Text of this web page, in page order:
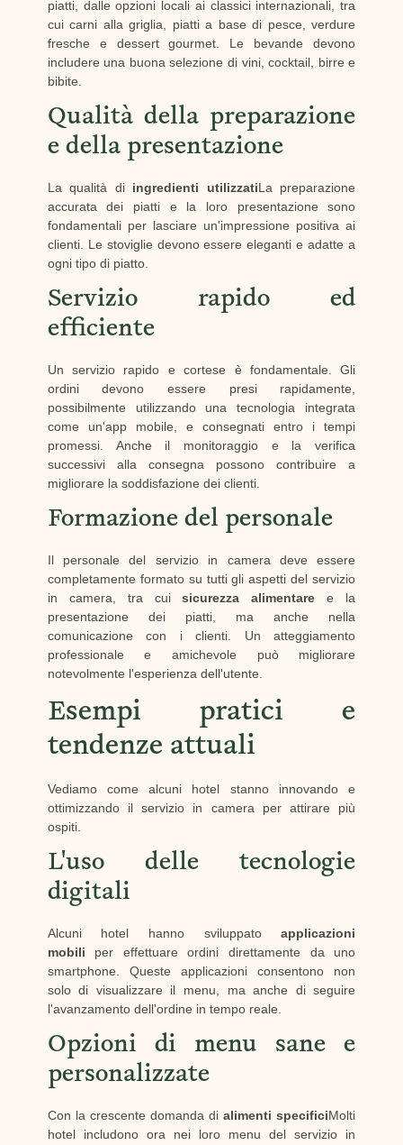
piatti, dalle opzioni locali ai classici internazionali, tra
cui carni alla griglia, piatti a base di pesce, verdure
fresche e dessert gourmet. Le bevande devono
includere una buona selezione di vini, cocktail, birre e
bibite.
Qualità della preparazione
e della presentazione
La qualità di ingredienti utilizzatiLa preparazione
accurata dei piatti e la loro presentazione sono
fondamentali per lasciare un'impressione positiva ai
clienti. Le stoviglie devono essere eleganti e adatte a
ogni tipo di piatto.
Servizio rapido ed
efficiente
Un servizio rapido e cortese è fondamentale. Gli
ordini devono essere presi rapidamente,
possibilmente utilizzando una tecnologia integrata
come un'app mobile, e consegnati entro i tempi
promessi. Anche il monitoraggio e la verifica
successivi alla consegna possono contribuire a
migliorare la soddisfazione dei clienti.
Formazione del personale
Il personale del servizio in camera deve essere
completamente formato su tutti gli aspetti del servizio
in camera, tra cuisicurezza alimentare e la
presentazione dei piatti, ma anche nella
comunicazione con i clienti. Un atteggiamento
professionale e amichevole può migliorare
notevolmente l'esperienza dell'utente.
Esempi pratici e
tendenze attuali
Vediamo come alcuni hotel stanno innovando e
ottimizzando il servizio in camera per attirare più
ospiti.
L'uso delle tecnologie
digitali
Alcuni hotel hanno sviluppatoapplicazioni
mobili per effettuare ordini direttamente da uno
smartphone. Queste applicazioni consentono non
solo di visualizzare il menu, ma anche di seguire
l'avanzamento dell'ordine in tempo reale.
Opzioni di menu sane e
personalizzate
Con la crescente domanda dialimenti specificiMolti
hotel includono ora nei loro menu del servizio in